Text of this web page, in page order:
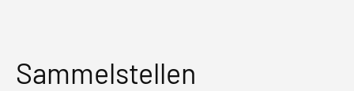
Sammelstellen